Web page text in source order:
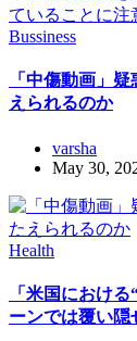
Bussiness
「中傷動画」
えられるのか
varsha
May 30,
Health
「米国におけ
ーンでは覆い隠